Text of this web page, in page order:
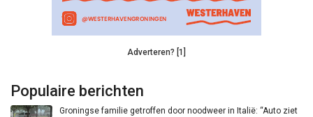
Adverteren? [1]
Populaire berichten
Groningse familie getroffen door noodweer in Italië: “Auto ziet